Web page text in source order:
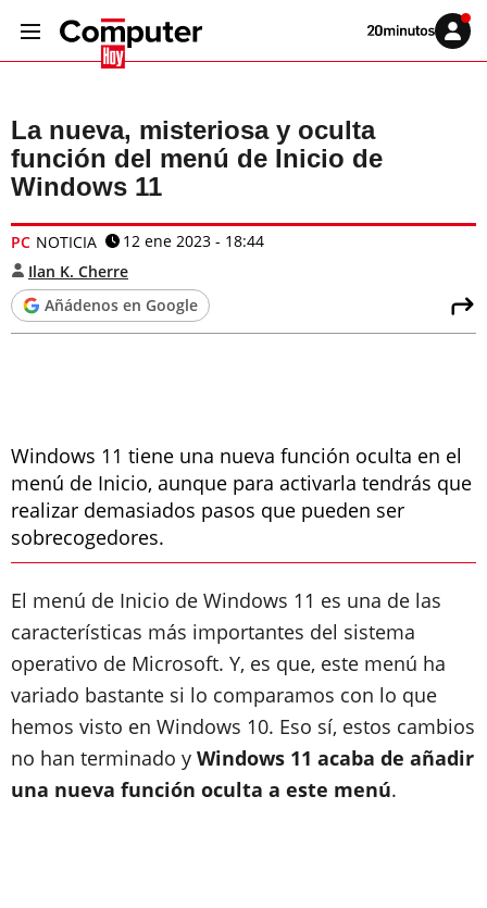
Volver
Iniciar
sesión
La nueva, misteriosa y oculta
función del menú de Inicio de
Windows 11
PC NOTICIA
12 ene 2023 - 18:44
Ilan K. Cherre
Añádenos en Google
Windows 11 tiene una nueva función oculta en el
menú de Inicio, aunque para activarla tendrás que
realizar demasiados pasos que pueden ser
sobrecogedores.
El menú de Inicio de Windows 11 es una de las
características más importantes del sistema
operativo de Microsoft. Y, es que, este menú ha
variado bastante si lo comparamos con lo que
hemos visto en Windows 10. Eso sí, estos cambios
no han terminado y Windows 11 acaba de añadir
una nueva función oculta a este menú.